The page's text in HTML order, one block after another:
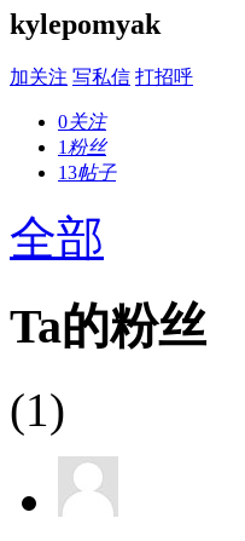
kylepomyak
加关注 写私信 打招呼
0关注
1 粉丝
13帖子
全部
Ta的粉丝
(1)